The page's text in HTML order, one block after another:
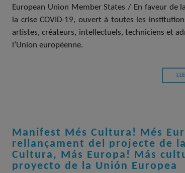
European Union Member States / En faveur
la crise COVID-19, ouvert à toutes les
artistes, créateurs, intellectuels, techniciens et
l’Union européenne.
Manifest Més Cultura! Més
rellançament del projecte de
Cultura, Más Europa! Más
proyecto de la Unión Europea